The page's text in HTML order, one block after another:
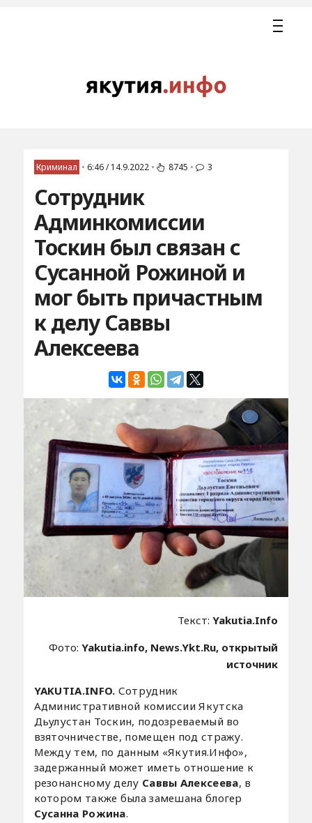
Криминал • 6:46 / 14.9.2022 • 8745 • 3
Сотрудник
Админкомиссии
Тоскин был связан с
Сусанной Рожиной и
мог быть причастным
к делу Саввы
Алексеева
Текст:Yakutia.Info
Фото:Yakutia.info, News.Ykt.Ru, открытый
источник
YAKUTIA.INFO. Сотрудник
Административной комиссии Якутска
Дьулустан Тоскин, подозреваемый во
взяточничестве, помещен под стражу.
Между тем, по данным «Якутия.Инфо»,
задержанный может иметь отношение к
резонансному делу Саввы Алексеева, в
котором также была замешана блогер
Сусанна Рожина.